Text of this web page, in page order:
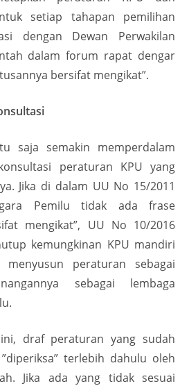
setiap tahapan pemilihan
dengan Dewan Perwakilan
dalam forum rapat dengar
bersifat mengikat”.
saja semakin memperdalam
peraturan KPU yang
Jika di dalam UU No 15/2011
Pemilu tidak ada frase
mengikat”, UU No 10/2016
kemungkinan KPU mandiri
menyusun peraturan sebagai
sebagai lembaga
draf peraturan yang sudah
terlebih dahulu oleh
Jika ada yang tidak sesuai